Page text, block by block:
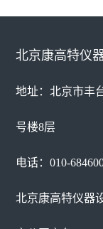
北京康高特仪
地址：北京市丰
号楼8层
电话：010-
北京康高特仪器